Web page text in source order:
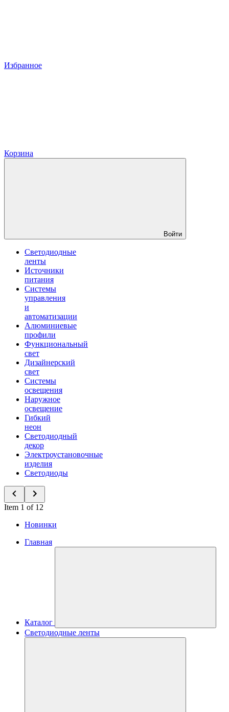
Избранное
Корзина
Войти
Светодиодные
ленты
Источники
питания
Системы
управления
и
автоматизации
Алюминиевые
профили
Функциональный
свет
Дизайнерский
свет
Системы
освещения
Наружное
освещение
Гибкий
неон
Светодиодный
декор
Электроустановочные
изделия
Светодиоды
Item 1 of 12
Новинки
Главная
Каталог
Светодиодные ленты